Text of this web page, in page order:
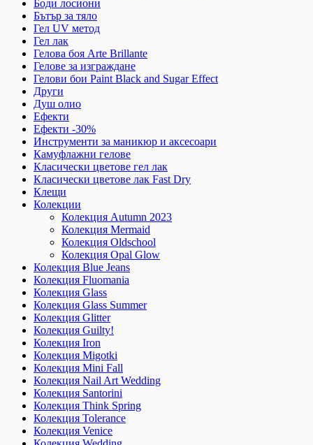
Боди лосиони
Бътър за тяло
Гел UV метод
Гел лак
Гелова боя Arte Brillante
Гелове за изграждане
Гелови бои Paint Black and Sugar Effect
Други
Душ олио
Ефекти
Ефекти -30%
Инструменти за маникюр и аксесоари
Камуфлажни гелове
Класически цветове гел лак
Класически цветове лак Fast Dry
Клещи
Колекции
Колекция Autumn 2023
Колекция Mermaid
Колекция Oldschool
Колекция Opal Glow
Колекция Blue Jeans
Колекция Fluomania
Колекция Glass
Колекция Glass Summer
Колекция Glitter
Колекция Guilty!
Колекция Iron
Колекция Migotki
Колекция Mini Fall
Колекция Nail Art Wedding
Колекция Santorini
Колекция Think Spring
Колекция Tolerance
Колекция Venice